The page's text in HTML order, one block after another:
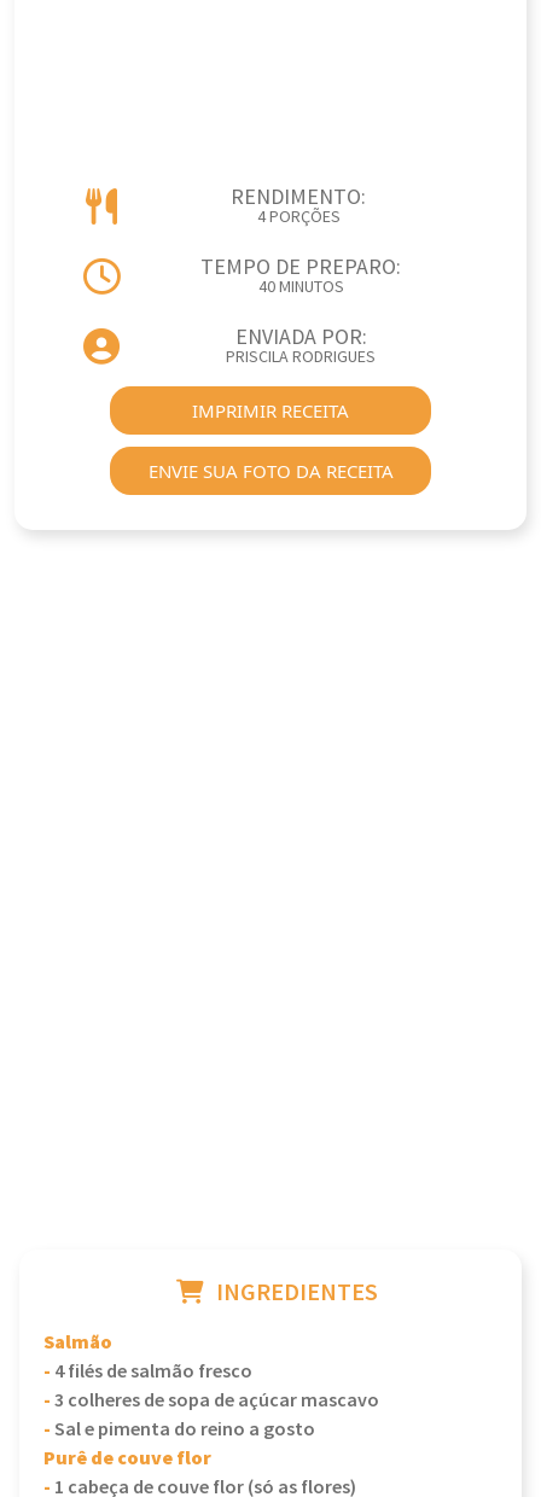
RENDIMENTO:
4 PORÇÕES
TEMPO DE PREPARO:
40 MINUTOS
ENVIADA POR:
PRISCILA RODRIGUES
IMPRIMIR RECEITA
ENVIE SUA FOTO DA RECEITA
INGREDIENTES
Salmão
- 4 filés de salmão fresco
-3 colheres de sopa de açúcar mascavo
-Sal e pimenta do reino a gosto
Purê de couve flor
- 1 cabeça de couve flor (só as flores)